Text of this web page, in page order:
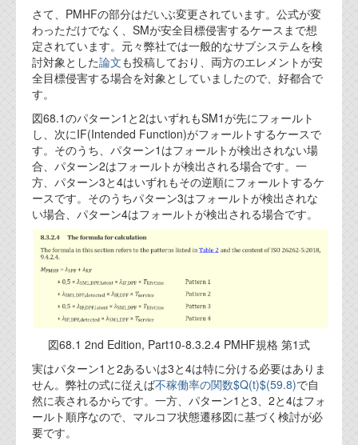
ブログ
機能安全ブログ
テクノロジ
外部投稿記事
ブログテーマ
技術文書
ご希望の方は、お問い合わせページから
資料閲覧パスワードをお問い合わせ頂き
ログインをお願い致します。アカウント
名は"opendocument"です。
機能安全用語集
設計用語集
オンラインショップ
さて、PMHFの部分はだいぶ変更されています。公式が変
わっただけでなく、SMが安全目標侵害するケースまで想
定されています。元々弊社では一般的なサブシステムを検
討対象とした論文も投稿しており、両方のエレメントが安
全目標侵害する場合を対象としていましたので、好都合で
す。
図68.1のパターン1と2はいずれもSM1が先にフォールト
し、次にIF(Intended Function)がフォールトするケースで
す。そのうち、パターン1はフォールトが検出されない場
合、パターン2はフォールトが検出される場合です。一
方、パターン3と4はいずれもその逆順にフォールトするケ
ースです。そのうちパターン3はフォールトが検出されな
い場合、パターン4はフォールトが検出される場合です。
図68.1 2nd Edition, Part10-8.3.2.4 PMHF規格 第1式
実はパターン1と2あるいは3と4は特に分ける必要はありま
せん。弊社の式に従えば不稼働率の関数$Q(t)$(59.8)で自
然に表されるからです。一方、パターン1と3、2と4はフォ
ールト順序なので、マルコフ状態遷移図に基づく検討が必
要です。